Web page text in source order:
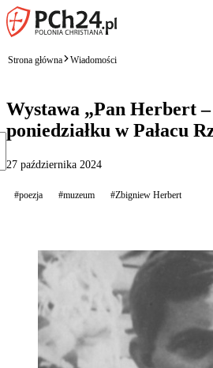
Strona główna Wiadomości
Wystawa „Pan Herbert
poniedziałku w Pałacu
27 października 2024
#poezja #muzeum #Zbigniew Herbert